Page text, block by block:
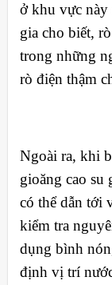
ở khu vực này
gia cho biết,
trong những
rò điện thậm
Ngoài ra, khi
gioăng cao
có thể dẫn tới
kiểm tra
dụng bình
định vị trí